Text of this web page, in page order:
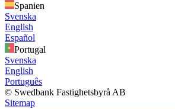
Spanien
Svenska
English
Español
Portugal
Svenska
English
Português
© Swedbank Fastighetsbyrå AB
Sitemap